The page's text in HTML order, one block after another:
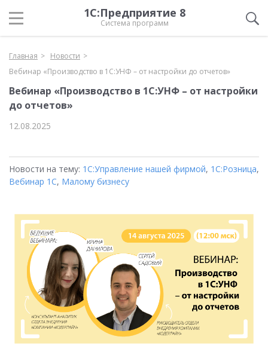
1С:Предприятие 8
Система программ
Главная
Новости
Вебинар «Производство в 1С:УНФ – от настройки до отчетов»
Вебинар «Производство в 1С:УНФ – от настройки
до отчетов»
12.08.2025
Новости на тему: 1С:Управление нашей фирмой, 1С:Розница,
Вебинар 1С, Малому бизнесу